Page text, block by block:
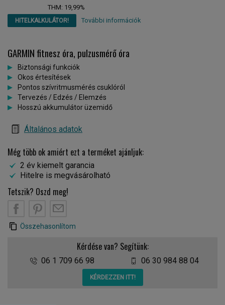
THM: 19,99%
HITELKALKULÁTOR! További információk
GARMIN fitnesz óra, pulzusmérő óra
Biztonsági funkciók
Okos értesítések
Pontos szívritmusmérés csuklóról
Tervezés / Edzés / Elemzés
Hosszú akkumulátor üzemidő
Általános adatok
Még több ok amiért ezt a terméket ajánljuk:
2 év kiemelt garancia
Hitelre is megvásárolható
Tetszik? Oszd meg!
Összehasonlítom
Kérdése van? Segítünk:
06 1 709 66 98 06 30 984 88 04
KÉRDEZZEN ITT!